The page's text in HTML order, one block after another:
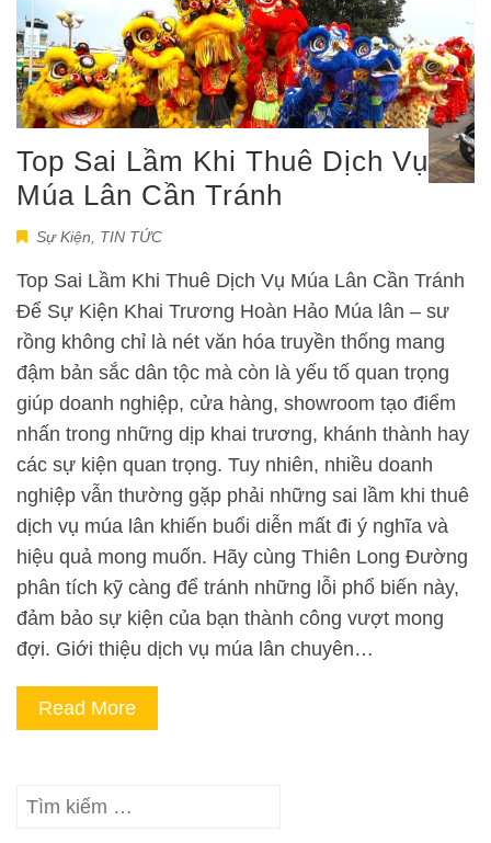
Top Sai Lầm Khi Thuê Dịch Vụ
Múa Lân Cần Tránh
Sự Kiện TIN TỨC
Top Sai Lầm Khi Thuê Dịch Vụ Múa Lân Cần Tránh
Để Sự Kiện Khai Trương Hoàn Hảo Múa lân – sư
rồng không chỉ là nét văn hóa truyền thống mang
đậm bản sắc dân tộc mà còn là yếu tố quan trọng
giúp doanh nghiệp, cửa hàng, showroom tạo điểm
nhấn trong những dịp khai trương, khánh thành hay
các sự kiện quan trọng. Tuy nhiên, nhiều doanh
nghiệp vẫn thường gặp phải những sai lầm khi thuê
dịch vụ múa lân khiến buổi diễn mất đi ý nghĩa và
hiệu quả mong muốn. Hãy cùng Thiên Long Đường
phân tích kỹ càng để tránh những lỗi phổ biến này,
đảm bảo sự kiện của bạn thành công vượt mong
đợi. Giới thiệu dịch vụ múa lân chuyên…
Read More
Tìm